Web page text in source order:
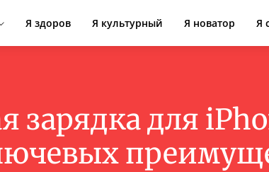
Я здоров Я культурный Я новатор Я
зарядка для